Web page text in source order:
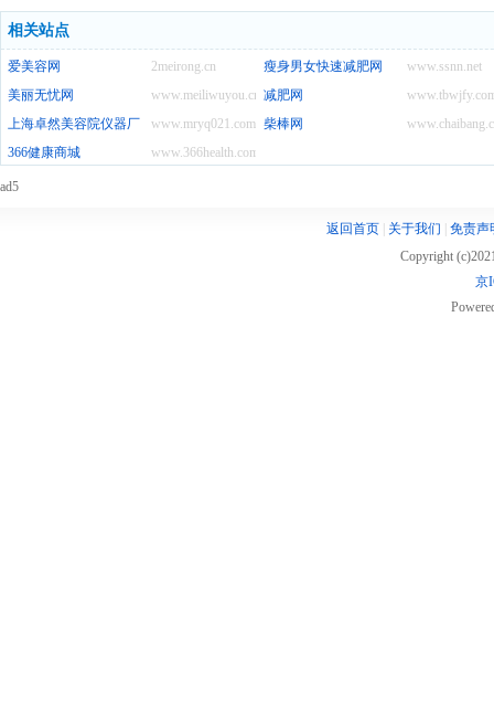
相关站点
2meirong.cn
爱美容网 www.ssnn.net
瘦身男女快速减肥网
www.meiliwuyou.cn
美丽无忧网
减肥网
www.mryq021.com
上海卓然美容院仪器厂
柴棒网
www.366health.com
366健康商城
ad5
返回首页| 关于我们
免责声
Copyright
京